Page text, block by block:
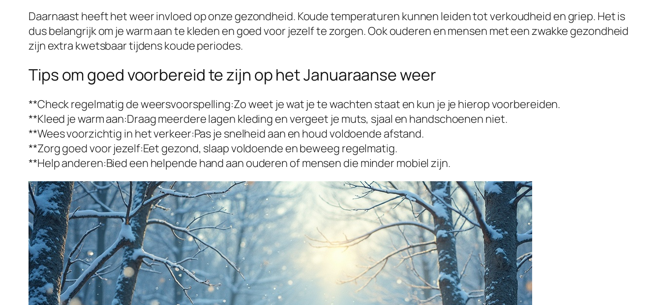
Daarnaast heeft het weer invloed op onze gezondheid. Koude temperaturen kunnen leiden tot verkoudheid en griep. Het is
dus belangrijk om je warm aan te kleden en goed voor jezelf te zorgen. Ook ouderen en mensen met een zwakke gezondheid
zijn extra kwetsbaar tijdens koude periodes.
Tips om goed voorbereid te zijn op het Januaraanse weer
**Check regelmatig de weersvoorspelling:Zo weet je wat je te wachten staat en kun je je hierop voorbereiden.
**Kleed je warm aan:Draag meerdere lagen kleding en vergeet je muts, sjaal en handschoenen niet.
**Wees voorzichtig in het verkeer:Pas je snelheid aan en houd voldoende afstand.
**Zorg goed voor jezelf:Eet gezond, slaap voldoende en beweeg regelmatig.
**Help anderen:Bied een helpende hand aan ouderen of mensen die minder mobiel zijn.